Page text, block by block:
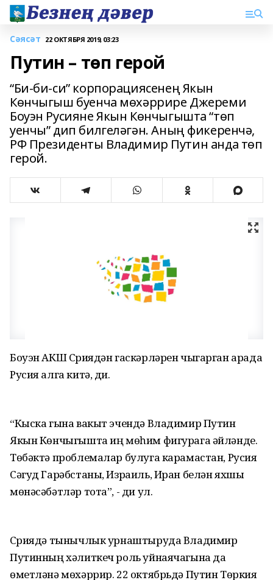
Сәясәт 22 ОКТЯБРЯ 2019, 03:23
Путин – төп герой
“Би-би-си” корпорациясенең Якын
Көнчыгыш буенча мөхәррире Джереми
Боуэн Русияне Якын Көнчыгышта “төп
уенчы” дип билгеләгән. Аның фикеренчә,
РФ Президенты Владимир Путин анда төп
герой.
Боуэн АКШ Сүриядән гаскәрләрен чыгарган арада
Русия алга китә, ди.
“Кыска гына вакыт эчендә Владимир Путин
Якын Көнчыгышта иң мөһим фигурага әйләнде.
Төбәктә проблемалар булуга карамастан, Русия
Сәгуд Гарәбстаны, Израиль, Иран белән яхшы
мөнәсәбәтләр тота”, - ди ул.
Сүриядә тынычлык урнаштыруда Владимир
Путинның хәлиткеч роль уйнаячагына да
өметләнә мөхәррир. 22 октябрьдә Путин Төркия